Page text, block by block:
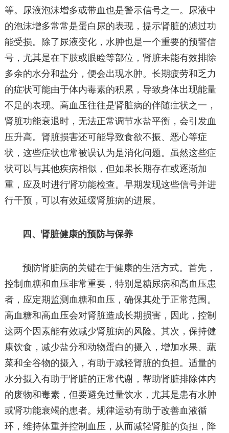
等。尿液泡沫增多或带血也是警示信号之一。尿液中
的泡沫增多常常是蛋白尿的表现，提示肾脏的滤过功
能受损。除了尿液变化，水肿也是一个重要的预警信
号，尤其是在下肢或眼睑等部位，肾脏未能有效排除
多余的水分和盐分，便会出现水肿。长期疲劳和乏力
的症状可能由于体内毒素的积累，导致身体出现能量
不足的表现。高血压往往是肾脏病的伴随症状之一，
肾脏功能衰退时，无法正常调节水盐平衡，会引发血
压升高。肾脏损害还可能导致食欲不振、恶心等症
状，这些症状也常被误认为是消化问题。虽然这些症
状可以与其他疾病相似，但如果长期存在或逐渐加
重，应及时进行肾功能检查。早期发现这些信号并进
行干预，可以有效延缓肾脏病的进展。
四、肾脏健康的预防与保养
预防肾脏病的关键在于健康的生活方式。首先，
控制血糖和血压非常重要，特别是糖尿病和高血压患
者，应定期监测血糖和血压，确保其处于正常范围。
高血糖和高血压会对肾脏造成长期损害，因此，控制
这两个因素能有效减少肾脏病的风险。其次，保持健
康饮食，减少盐分和动物蛋白的摄入，增加水果、蔬
菜和全谷物的摄入，有助于减轻肾脏的负担。适量的
水分摄入有助于肾脏的正常代谢，帮助肾脏排除体内
的废物和毒素，但要避免过量饮水，尤其是患有水肿
或肾功能衰竭的患者。规律运动有助于改善血液循
环，维持体重并控制血压，从而减轻肾脏的负担，降